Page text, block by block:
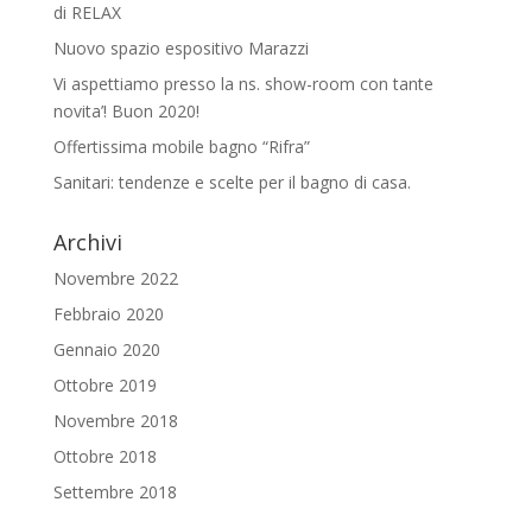
di RELAX
Nuovo spazio espositivo Marazzi
Vi aspettiamo presso la ns. show-room con tante
novita’! Buon 2020!
Offertissima mobile bagno “Rifra”
Sanitari: tendenze e scelte per il bagno di casa.
Archivi
Novembre 2022
Febbraio 2020
Gennaio 2020
Ottobre 2019
Novembre 2018
Ottobre 2018
Settembre 2018